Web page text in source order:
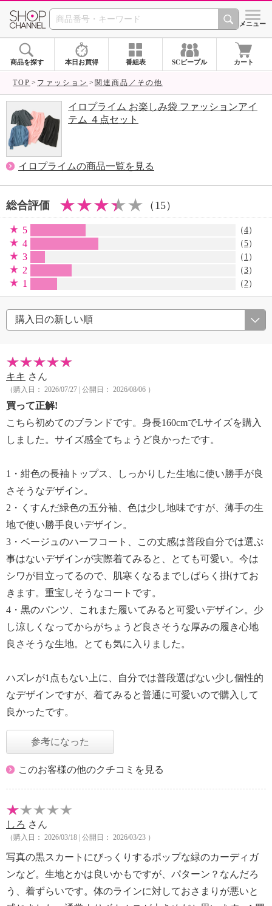
SHOP CHANNEL シメニュー
商品を探す 本日お買得 番組表 SCピープル カート
TOP ファッション 関連商品／その他
イロプライム お楽しみ袋 ファッションアイ
テム ４点セット
イロプライムの商品一覧を見る
総合評価 （15）
5 （4）
4 （5）
3 （ 1 ）
2 （3）
1 （2）
キキ さん
（購入日： 2026/07/27 | 公開日： 2026/08/06 ）
買って正解!
こちら初めてのブランドです。身長160cmでLサイズを購入
しました。サイズ感全てちょうど良かったです。
1・紺色の長袖トップス、しっかりした生地に使い勝手が良
さそうなデザイン。
2・くすんだ緑色の五分袖、色は少し地味ですが、薄手の生
地で使い勝手良いデザイン。
3・ベージュのハーフコート、この丈感は普段自分では選ぶ
事はないデザインが実際着てみると、とても可愛い。今は
シワが目立ってるので、肌寒くなるまでしばらく掛けてお
きます。重宝しそうなコートです。
4・黒のパンツ、これまた履いてみると可愛いデザイン。少
し涼しくなってからがちょうど良さそうな厚みの履き心地
良さそうな生地。とても気に入りました。
ハズレが1点もない上に、自分では普段選ばない少し個性的
なデザインですが、着てみると普通に可愛いので購入して
良かったです。
参考になった
このお客様の他のクチコミを見る
しろ さん
（購入日： 2026/03/18 | 公開日： 2026/03/23 ）
写真の黒スカートにびっくりするポップな緑のカーディガ
ンなど。生地とかは良いかもですが、パターン？なんだろ
う、着ずらいです。体のラインに対しておさまりが悪いと